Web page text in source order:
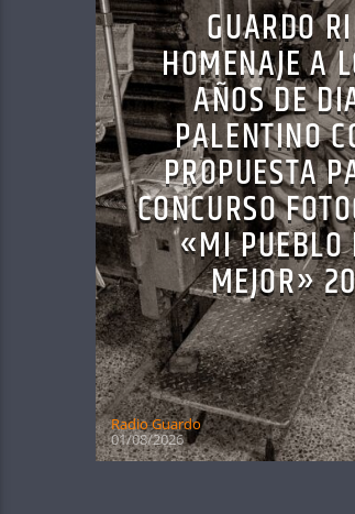
GUARDO
HOMENAJE A
AÑOS DE
PALENTINO
PROPUESTA
CONCURSO
«MI PUEBLO
MEJOR»
Radio Guardo
01/08/2026